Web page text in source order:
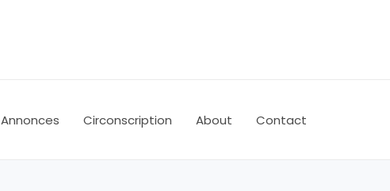
Annonces Circonscription About Contact